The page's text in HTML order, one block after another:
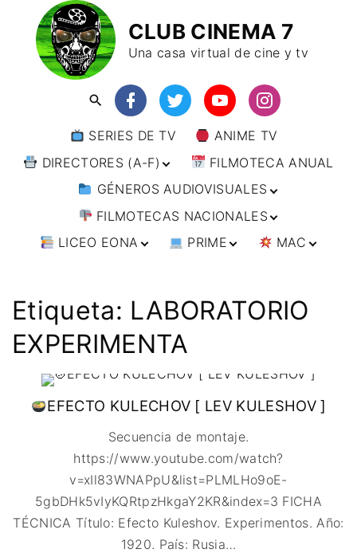
CLUB CINEMA 7
Una casa virtual de cine y tv
SERIES DE TV
ANIME TV
DIRECTORES (A-F)
DIRECTORES (F-L)
DIRECTORES (L-
W)
FILMOTECA ANUAL
GÉNEROS AUDIOVISUALES
ANIMACIÓN
ARTES MARCIALES
CINE DOCUMENTAL
CINE NEGRO / CRIMEN /
ESPIONAJE
COMEDIA
DRAMA
EXPERIMENTOS
FANTÁSTICO
TERROR
WESTERN / CHAMBARA
FILMOTECAS NACIONALES
AFRICA
BRASIL
CHILE
MÉXICO
INDIA
JAPÓN
EUROPA
ALEMANIA
BÉLGICA
FRANCIA
ITALIA
PAISES BAJOS
REINO UNIDO
SERBIA​
OCEANIA
LICEO EONA
TALLERES
ONLINE
FILM DOCTOR
SERVICIOS DE
CONTACTO
TARJETA
DIGITAL
PRIME
IMPRESCINDIBLES
MAC
ANIME
🗨 CÓMICS
Etiqueta: LABORATORIO
EXPERIMENTA
EFECTO KULECHOV [ LEV KULESHOV ]
Secuencia de montaje.
https://www.youtube.com/watch?
v=xIl83WNAPpU&list=PLMLHo9oE-
5gbDHk5vIyKQRtpzHkgaY2KR&index=3 FICHA
TÉCNICA Título: Efecto Kuleshov. Experimentos. Año:
1920. País: Rusia…